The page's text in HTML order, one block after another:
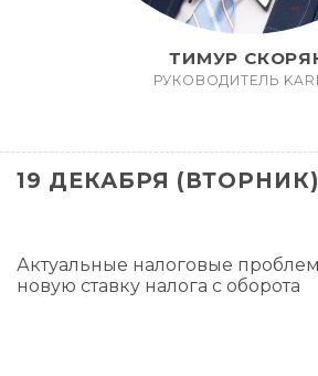
ТИМУР
РУКОВОДИТЕЛЬ
19 ДЕКАБРЯ (ВТОРНИК)
Актуальные налоговые
новую ставку налога с оборота